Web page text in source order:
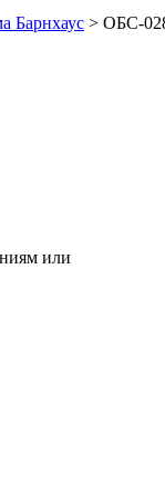
Барнхаус > ОБС-
или